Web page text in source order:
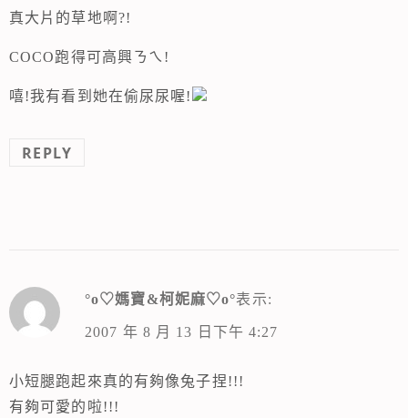
真大片的草地啊?!
COCO跑得可高興ㄋㄟ!
嘻!我有看到她在偷尿尿喔!
REPLY
°o♡媽寶&柯妮麻♡o°表示:
2007 年 8 月 13 日下午 4:27
小短腿跑起來真的有夠像兔子捏!!!
有夠可愛的啦!!!